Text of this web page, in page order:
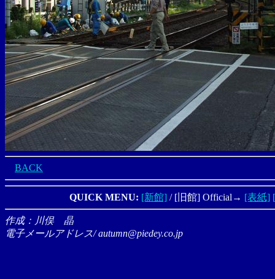
BACK
QUICK MENU: [新館] / [旧館] Official→ [表紙]
作成：川俣 晶
電子メールアドレス/ autumn@piedey.co.jp